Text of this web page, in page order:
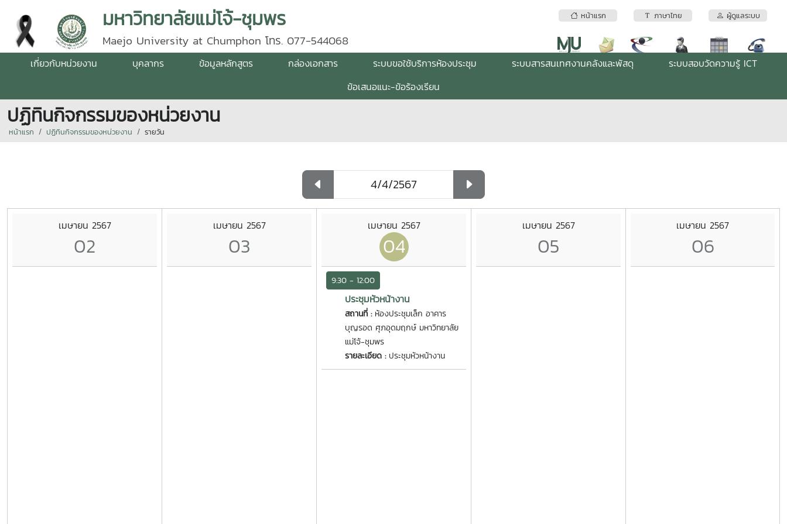
หน้าแรก ภาษาไทย ผู้ดูแลระบบ
มหาวิทยาลัยแม่โจ้-ชุมพร
Maejo University at Chumphon โทร. 077-544068
เกี่ยวกับหน่วยงาน บุคลากร ข้อมูลหลักสูตร กล่องเอกสาร ระบบขอใช้บริการห้องประชุม ระบบสารสนเทศงานคลังและพัสดุ
ระบบสอบวัดความรู้ ICT
ข้อเสนอแนะ-ข้อร้องเรียน
ปฏิทินกิจกรรมของหน่วยงาน
หน้าแรก ปฏิทินกิจกรรมของหน่วยงาน รายวัน
เมษายน 2567
02
เมษายน 2567
03
เมษายน 2567
04
9:30 - 12:00
ประชุมหัวหน้างาน
สถานที่ : ห้องประชุมเล็ก อาคาร
บุญรอด ศุภอุดมฤกษ์ มหาวิทยาลัย
แม่โจ้-ชุมพร
รายละเอียด : ประชุมหัวหน้างาน
เมษายน 2567
05
เมษายน 2567
06